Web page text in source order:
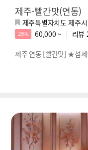
제주-빨간맛(연동)
제주특별자치도 제주
25% 60,000 ~ 리뷰
제주 연동 [빨간맛] ★섬